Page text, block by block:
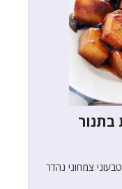
בתנור
צמחוני נהדר